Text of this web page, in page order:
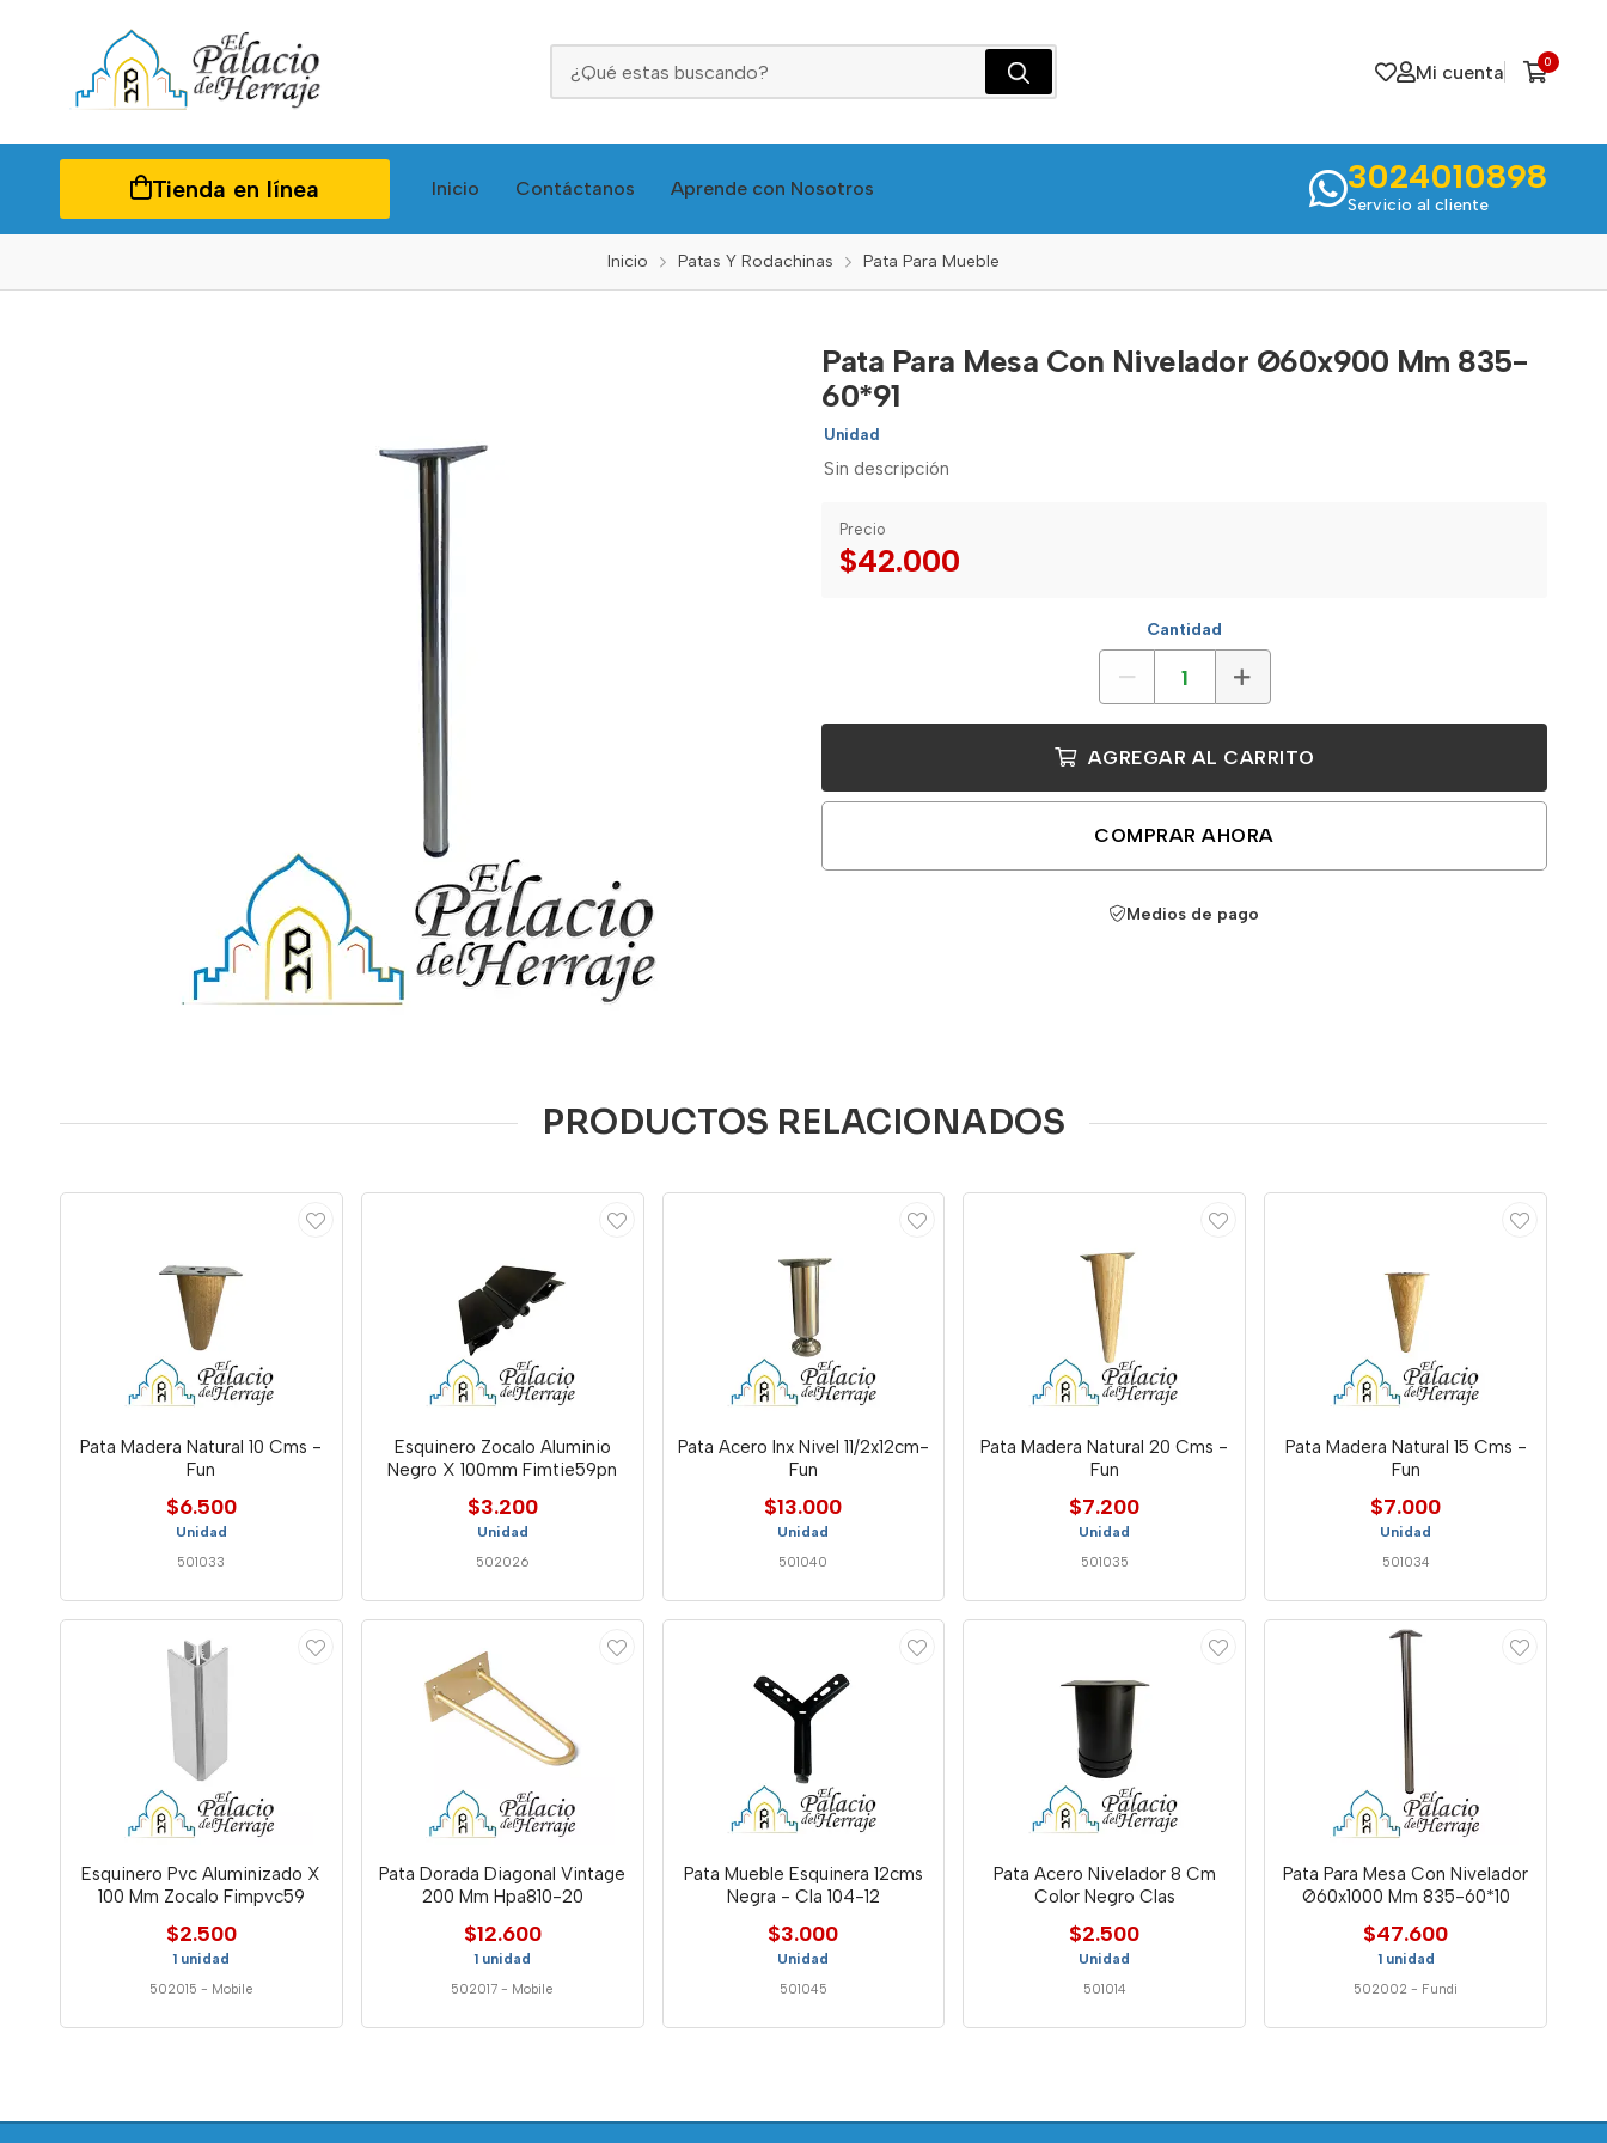
Mi cuenta 0
Tienda en línea Inicio Contáctanos Aprende con Nosotros 3024010898
Servicio al cliente
Inicio Patas Y Rodachinas Pata Para Mueble
Pata Para Mesa Con Nivelador Ø60x900 Mm 835-
60*91
Unidad
Sin descripción
Precio
$42.000
Cantidad
AGREGAR AL CARRITO
COMPRAR AHORA
Medios de pago
PRODUCTOS RELACIONADOS
Pata Madera Natural 10 Cms -
Fun
$6.500
Unidad
501033
Esquinero Zocalo Aluminio
Negro X 100mm Fimtie59pn
$3.200
Unidad
502026
Pata Acero Inx Nivel 11/2x12cm-
Fun
$13.000
Unidad
501040
Pata Madera Natural 20 Cms -
Fun
$7.200
Unidad
501035
Pata Madera Natural 15 Cms -
Fun
$7.000
Unidad
501034
Esquinero Pvc Aluminizado X
100 Mm Zocalo Fimpvc59
$2.500
1 unidad
502015 - Mobile
Pata Dorada Diagonal Vintage
200 Mm Hpa810-20
$12.600
1 unidad
502017 - Mobile
Pata Mueble Esquinera 12cms
Negra - Cla 104-12
$3.000
Unidad
501045
Pata Acero Nivelador 8 Cm
Color Negro Clas
$2.500
Unidad
501014
Pata Para Mesa Con Nivelador
Ø60x1000 Mm 835-60*10
$47.600
1 unidad
502002 - Fundi